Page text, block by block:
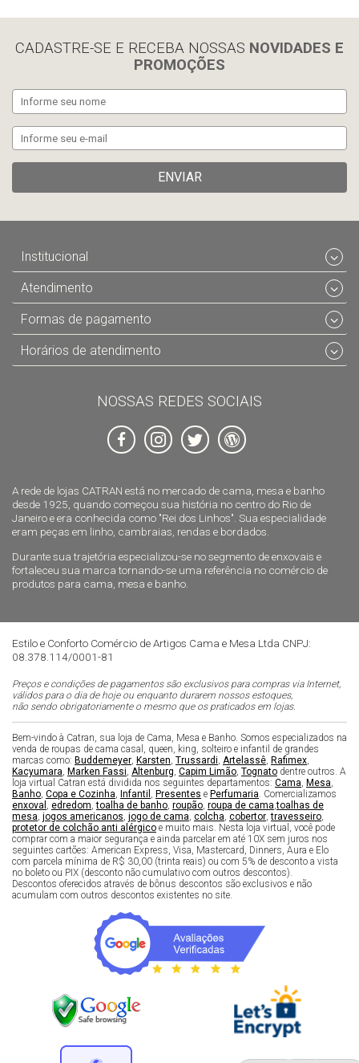
CADASTRE-SE E RECEBA NOSSAS NOVIDADES E
PROMOÇÕES
ENVIAR
A rede de lojas CATRAN está no mercado de cama, mesa e banho
desde 1925, quando começou sua história no centro do Rio de
Janeiro e era conhecida como "Rei dos Linhos". Sua especialidade
eram peças em linho, cambraias, rendas e bordados.
Durante sua trajetória especializou-se no segmento de enxovais e
fortaleceu sua marca tornando-se uma referência no comércio de
produtos para cama, mesa e banho.
Institucional
Atendimento
Formas de pagamento
Horários de atendimento
NOSSAS REDES SOCIAIS
Estilo e Conforto Comércio de Artigos Cama e Mesa Ltda CNPJ:
08.378.114/0001-81
Preços e condições de pagamentos são exclusivos para compras via Internet,
válidos para o dia de hoje ou enquanto durarem nossos estoques,
não sendo obrigatoriamente o mesmo que os praticados em lojas.
Bem-vindo à Catran, sua loja de Cama, Mesa e Banho. Somos especializados na
venda de roupas de cama casal, queen, king, solteiro e infantil de grandes
marcas como: Buddemeyer Karsten Trussardi Artelassê Rafimex
Kacyumara Marken Fassi Altenburg Capim Limão Tognato dentre outros. A
loja virtual Catran está dividida nos seguintes departamentos: Cama Mesa
Banho Copa e Cozinha Infantil Presentes e Perfumaria . Comercializamos
enxoval
edredom ,toalha de banho roupão roupa de cama ,toalhas de
mesa jogos americanos jogo de cama colcha cobertor ,travesseiro
protetor de colchão anti alérgico e muito mais. Nesta loja virtual, você pode
comprar com a maior segurança e ainda parcelar em até 10X sem juros nos
seguintes cartões: American Express, Visa, Mastercard, Dinners, Aura e Elo
com parcela mínima de R$ 30,00 (trinta reais) ou com 5% de desconto a vista
no boleto ou PIX (desconto não cumulativo com outros descontos).
Descontos oferecidos através de bônus descontos são exclusivos e não
acumulam com outros descontos existentes no site.